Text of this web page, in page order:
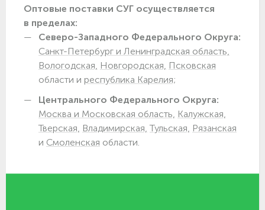
Оптовые поставки СУГ осуществляется
в пределах:
Северо-Западного Федерального Округа:
Санкт-Петербург и Ленинградская область,
Вологодская, Новгородская, Псковская
области и республика Карелия;
Центрального Федерального Округа:
Москва и Московская область, Калужская,
Тверская, Владимирская, Тульская, Рязанская
и Смоленская области.